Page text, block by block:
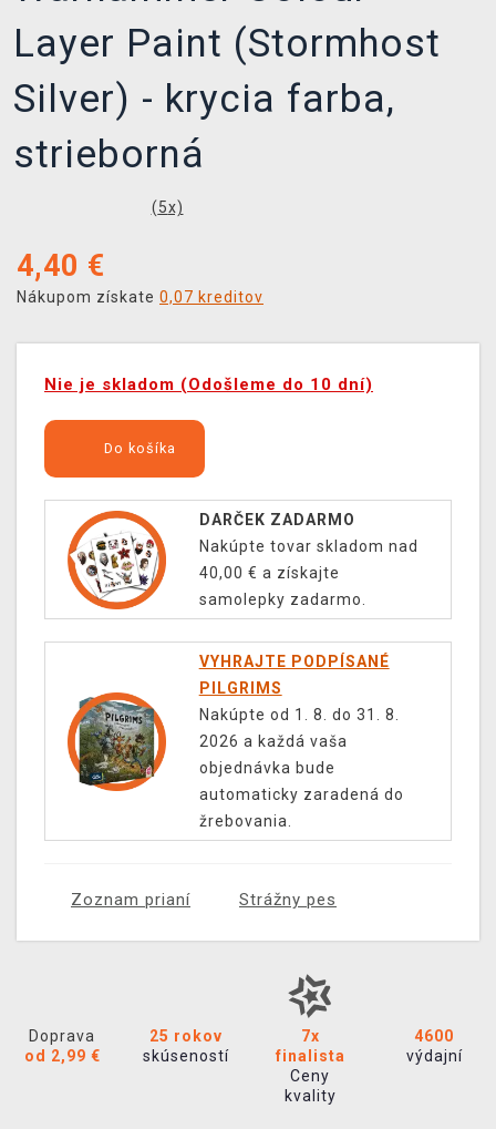
Layer Paint (Stormhost
Silver) - krycia farba,
strieborná
(5x)
4,40 €
Nákupom získate 0,07 kreditov
Nie je skladom (Odošleme do 10 dní)
Do košíka
DARČEK ZADARMO
Nakúpte tovar skladom nad
40,00 € a získajte
samolepky zadarmo.
VYHRAJTE PODPÍSANÉ
PILGRIMS
Nakúpte od 1. 8. do 31. 8.
2026 a každá vaša
objednávka bude
automaticky zaradená do
žrebovania.
Zoznam prianí Strážny pes
Doprava
od 2,99 €
25 rokov
skúseností
7x
finalista
Ceny
kvality
4600
výdajní